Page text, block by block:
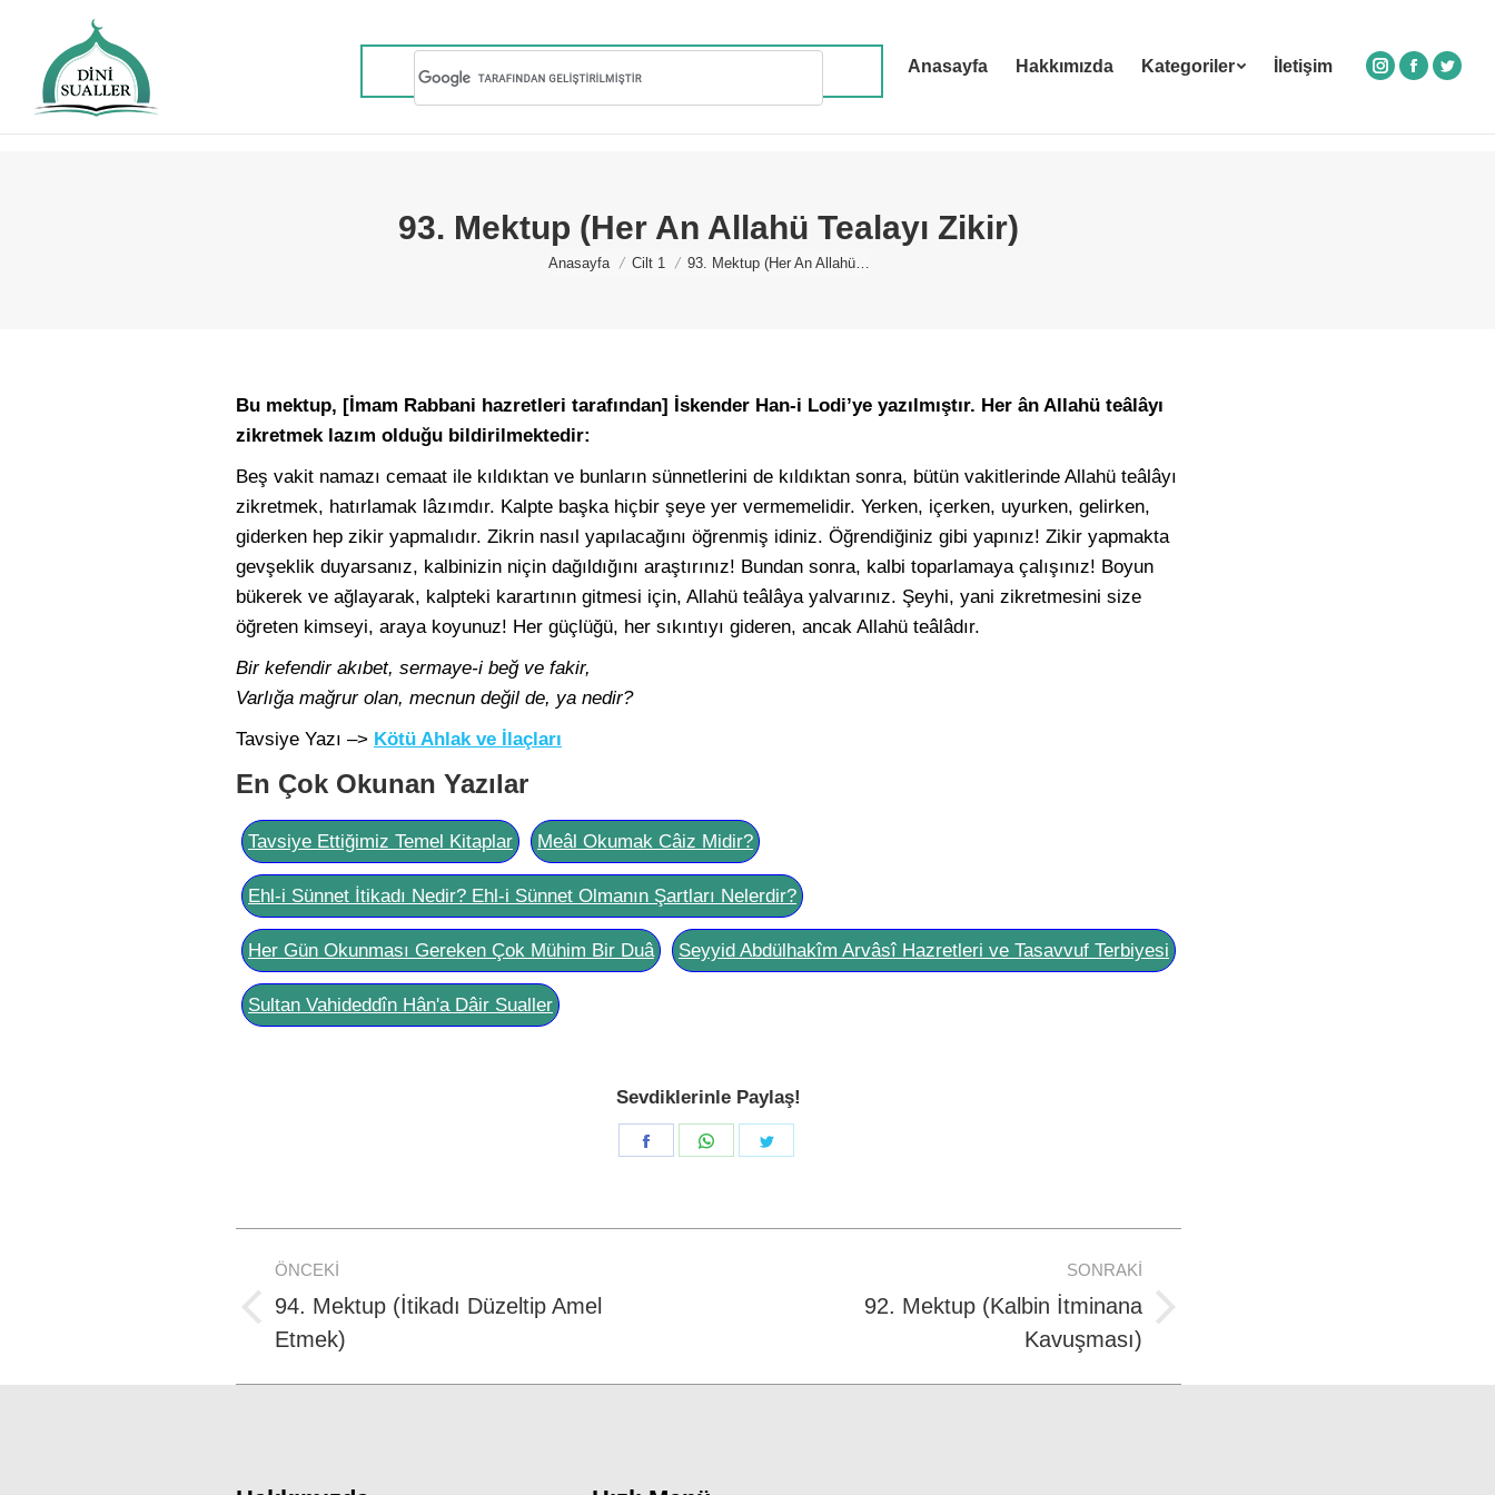
Anasayfa Hakkımızda Kategoriler İletişim
Instagram
Facebook
93. Mektup (Her An Allahü Tealayı Zikir)
You are here:
Anasayfa Cilt 1 93. Mektup (Her An Allahü…
Bu mektup, [İmam Rabbani hazretleri tarafından] İskender Han-i Lodi’ye yazılmıştır. Her ân Allahü teâlâyı
zikretmek lazım olduğu bildirilmektedir:
Beş vakit namazı cemaat ile kıldıktan ve bunların sünnetlerini de kıldıktan sonra, bütün vakitlerinde Allahü teâlâyı
zikretmek, hatırlamak lâzımdır. Kalpte başka hiçbir şeye yer vermemelidir. Yerken, içerken, uyurken, gelirken,
giderken hep zikir yapmalıdır. Zikrin nasıl yapılacağını öğrenmiş idiniz. Öğrendiğiniz gibi yapınız! Zikir yapmakta
gevşeklik duyarsanız, kalbinizin niçin dağıldığını araştırınız! Bundan sonra, kalbi toparlamaya çalışınız! Boyun
bükerek ve ağlayarak, kalpteki karartının gitmesi için, Allahü teâlâya yalvarınız. Şeyhi, yani zikretmesini size
öğreten kimseyi, araya koyunuz! Her güçlüğü, her sıkıntıyı gideren, ancak Allahü teâlâdır.
Bir kefendir akıbet, sermaye-i beğ ve fakir,
Varlığa mağrur olan, mecnun değil de, ya nedir?
Tavsiye Yazı –> Kötü Ahlak ve İlaçları
En Çok Okunan Yazılar
Tavsiye Ettiğimiz Temel Kitaplar Meâl Okumak Câiz Midir?
Ehl-i Sünnet İtikadı Nedir? Ehl-i Sünnet Olmanın Şartları Nelerdir?
Her Gün Okunması Gereken Çok Mühim Bir Duâ Seyyid Abdülhakîm Arvâsî Hazretleri ve Tasavvuf Terbiyesi
Sultan Vahideddîn Hân'a Dâir Sualler
Sevdiklerinle Paylaş!
Share
Share
Post
navigation
ÖNCEKI
Previous
post:
94. Mektup (İtikadı Düzeltip Amel
Etmek)
SONRAKI
92. Mektup (Kalbin İtminana
Kavuşması)